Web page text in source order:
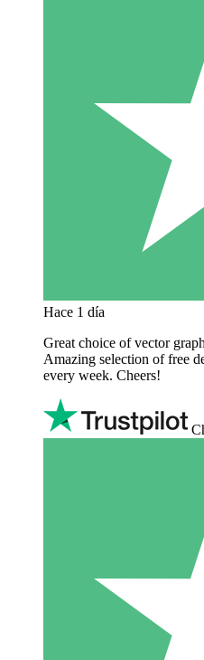
Hace 1 día
Great choice of vector
Amazing selection of free
every week. Cheers!